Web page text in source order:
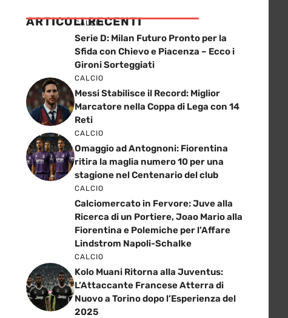
ARTICOLI RECENTI
CALCIO
Serie D: Milan Futuro Pronto per la
Sfida con Chievo e Piacenza – Ecco i
Gironi Sorteggiati
CALCIO
Messi Stabilisce il Record: Miglior
Marcatore nella Coppa di Lega con 14
Reti
CALCIO
Omaggio ad Antognoni: Fiorentina
ritira la maglia numero 10 per una
stagione nel Centenario del club
CALCIO
Calciomercato in Fervore: Juve alla
Ricerca di un Portiere, Joao Mario alla
Fiorentina e Polemiche per l’Affare
Lindstrom Napoli-Schalke
CALCIO
Kolo Muani Ritorna alla Juventus:
L’Attaccante Francese Atterra di
Nuovo a Torino dopo l’Esperienza del
2025